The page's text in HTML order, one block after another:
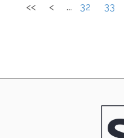
<< < ... 32 33